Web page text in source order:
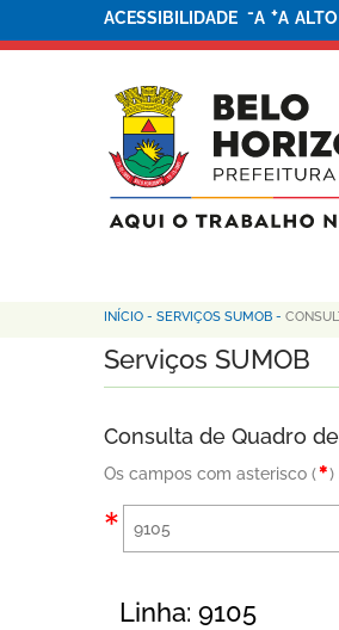
ACESSIBILIDADE -A +A
INÍCIO - SERVIÇOS SUMOB -
Serviços SUMOB
Consulta de Quadro
Os campos com asterisco ( )
Linha: 9105